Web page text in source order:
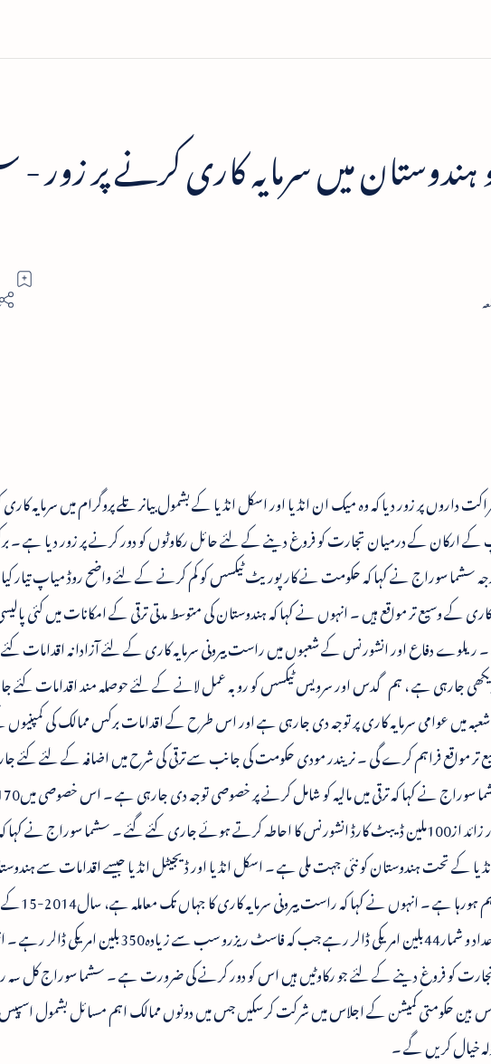
میں سرمایہ کاری کرنے پر زور -
پر زور دیا کہ وہ میک ان انڈیا اور اسکل انڈیا کے بشمول بیانر تلے پروگرام میں سرمایہ
ارکان کے درمیان تجارت کو فروغ دینے کے لئے حائل رکاوٹوں کو دور کرنے پر زور دیا ہے
سشما سوراج نے کہا کہ حکومت نے کارپوریٹ ٹیکسس کو کم کرنے کے لئے واضح روڈ میاپ تیار
کے وسیع تر مواقع ہیں ۔ انہوں نے کہا کہ ہندوستان کی متوسط مدتی ترقی کے امکانات میں کئی
ریلوے دفاع اور انشورنس کے شعبوں میں راست بیرونی سرمایہ کاری کے لئے آزادانہ اقدامات کئے
جارہی ہے ، ہم گدس اور سرویس ٹیکسس کو روبہ عمل لانے کے لئے حوصلہ مند اقدامات کئے
شعبہ میں عوامی سرمایہ کاری پر توجہ دی جارہی ہے اور اس طرح کے اقدامات برکس ممالک کی
تر مواقع فراہم کرے گی ۔ نریندر مودی حکومت کی جانب سے ترقی کی شرح میں اضافہ کے لئے کئے
زائد بینک اکاؤنٹس کھولے گئے اور زائد از100ملین ڈیبٹ کارڈ انشورنس کا احاطہ کرتے ہوئے جاری کئے گئے ۔ سشما سوراج نے کہا
کے تحت ہندوستان کو نئی جہت ملی ہے ۔ اسکل انڈیا اور ڈیجیٹل انڈیا جیسے اقدامات سے
کرنے کے لئے سازگار ماحول
تاریخی حد تک پہنچ گیا ہے اور یہ اعداد و شمار44بلین امریکی ڈالر رہے جب کہ فاسٹ ریزرو سب
کو فروغ دینے کے لئے جو رکاوٹیں ہیں اس کو دور کرنے کی ضرورت ہے ۔ سشما سوراج کل سہ
بین حکومتی کمیشن کے اجلاس میں شرکت کرسکیں جس میں دونوں ممالک اہم مسائل بشمول
خیال کریں گے ۔